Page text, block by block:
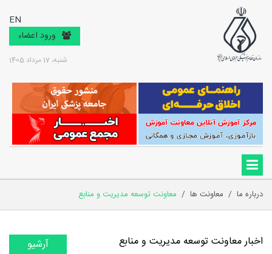
EN
ورود اعضاء
شنبه، 17 مرداد 1405
درباره ما / معاونت ها / معاونت توسعه مدیریت و منابع
اخبار معاونت توسعه مدیریت و منابع آرشیو